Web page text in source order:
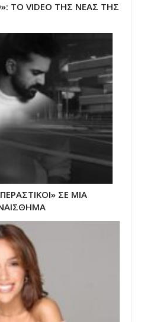
ΤΟ VIDEO ΤΗΣ ΝΕΑΣ ΤΗΣ
ΣΕ ΜΙΑ